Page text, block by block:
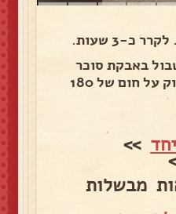
כ-3 שעות.
באבקת סוכר
לאפות 9 דקות בדיוק על חום של 180
>>
מבשלות